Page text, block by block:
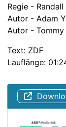
Regie - Randall
Autor - Adam
Autor - Tommy
Text: ZDF
Lauflänge: